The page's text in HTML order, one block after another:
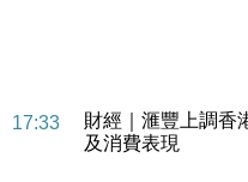
17:33
財經｜滙豐上調香
及消費表現